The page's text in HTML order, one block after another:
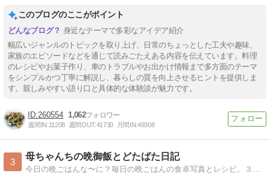
このブログのここがポイント
身近なテーマで多彩なアイデア紹介
幅広いジャンルのトピックを取り上げ、日常のちょっとした工夫や趣味、
家族のエピソードなどを通じて読みごたえある内容を伝えています。料理
のレシピやお菓子作り、車のトラブルやお出かけ情報まで多方面のテーマ
をシンプルかつ丁寧に解説し、暮らしの質を向上させるヒントを提供しま
す。親しみやすい語り口と具体的な体験談が魅力です。
260554 1,062
週間IN:11208 週間OUT:41730 月間IN:49308
3
母ちゃんちの晩御飯とどたばた日記
今日の晩ごはんな〜に？毎日の晩ごはんの食卓写真とレシピ。３兄妹（もうみんな大人ですが全員同居中）＋ラブラドールレトリバーのメイの毎日です。